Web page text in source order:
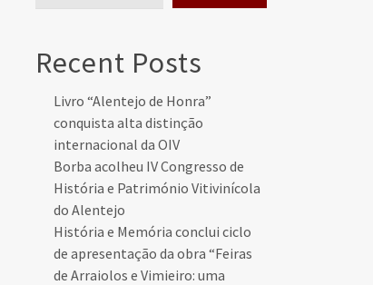
Recent Posts
Livro “Alentejo de Honra”
conquista alta distinção
internacional da OIV
Borba acolheu IV Congresso de
História e Património Vitivinícola
do Alentejo
História e Memória conclui ciclo
de apresentação da obra “Feiras
de Arraiolos e Vimieiro: uma